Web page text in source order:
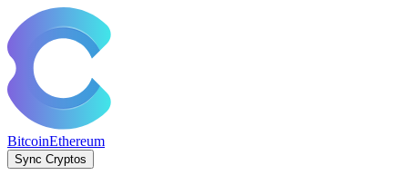
BitcoinEthereum
Sync Cryptos